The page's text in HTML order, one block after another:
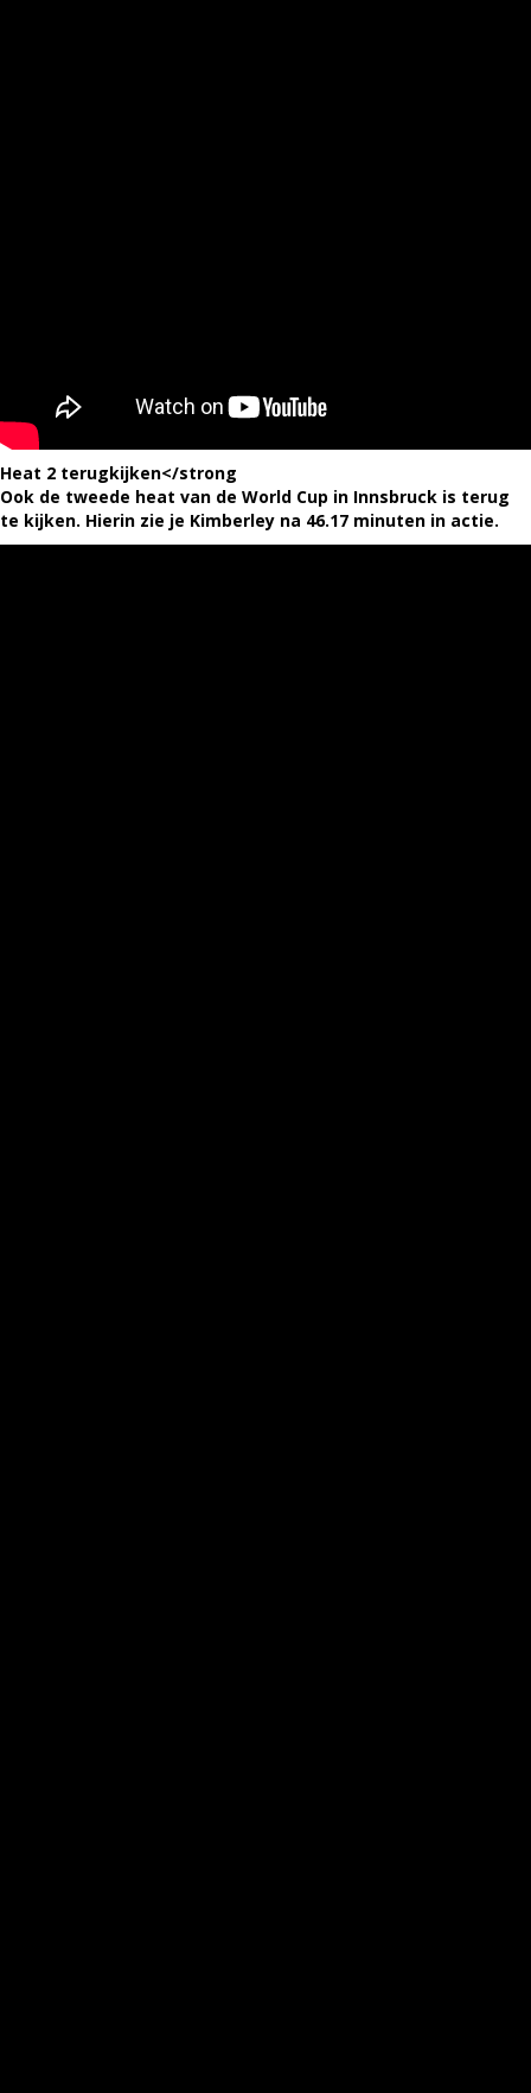
Heat 2 terugkijken</strong
Ook de tweede heat van de World Cup in Innsbruck is terug
te kijken. Hierin zie je Kimberley na 46.17 minuten in actie.